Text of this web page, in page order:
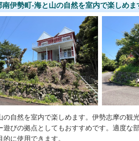
南伊勢町-海と山の自然を室内で楽しめ
の自然を室内で楽しめます。伊勢志摩の観
遊びの拠点としてもおすすめです。適度な
的に使用できます。